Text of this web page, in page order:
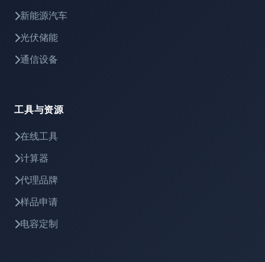
新能源汽车
光伏储能
通信设备
工具与资源
在线工具
计算器
代理品牌
样品申请
电容定制